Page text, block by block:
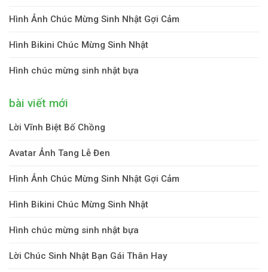
Hình Ảnh Chúc Mừng Sinh Nhật Gợi Cảm
Hình Bikini Chúc Mừng Sinh Nhật
Hình chúc mừng sinh nhật bựa
bài viết mới
Lời Vĩnh Biệt Bố Chồng
Avatar Ảnh Tang Lễ Đen
Hình Ảnh Chúc Mừng Sinh Nhật Gợi Cảm
Hình Bikini Chúc Mừng Sinh Nhật
Hình chúc mừng sinh nhật bựa
Lời Chúc Sinh Nhật Bạn Gái Thân Hay